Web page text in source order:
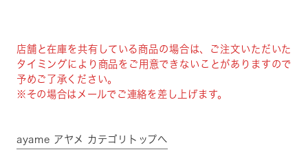
店舗と在庫を共有している商品の場合は、ご注文いただいた
タイミングにより商品をご用意できないことがありますので
予めご了承ください。
※その場合はメールでご連絡を差し上げます。
ayame アヤメ カテゴリトップへ